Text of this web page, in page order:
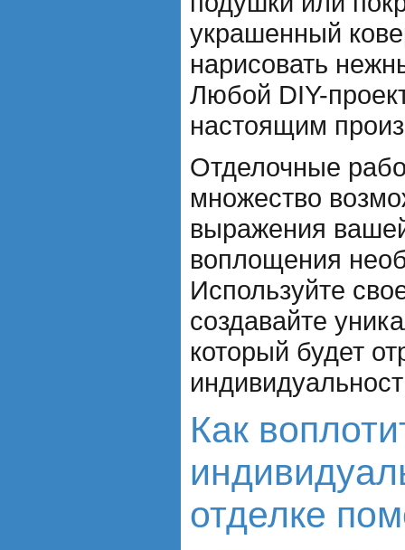
украшенный
нарисовать
Любой DIY-
настоящим
Отделочные
множество
выражения
воплощения
Используйте
создавайте
который будет
Как
отделке